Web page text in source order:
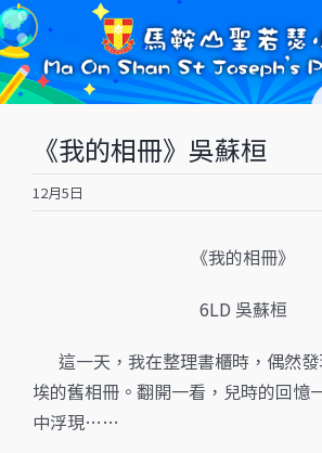
Skip
to
content
《我的相冊》吳蘇桓
12月5日
《我的相冊》
6LD 吳蘇桓
這一天，我在整理書櫃時，偶然發
埃的舊相冊。翻開一看，兒時的回憶
中浮現……